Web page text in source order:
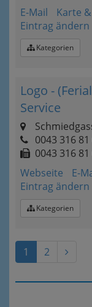
E-Mail
Karte
Eintrag ändern
Kategorien
Logo -
Service
0043 316
0043 316
Webseite
E-
Eintrag ändern
Kategorien
1 2